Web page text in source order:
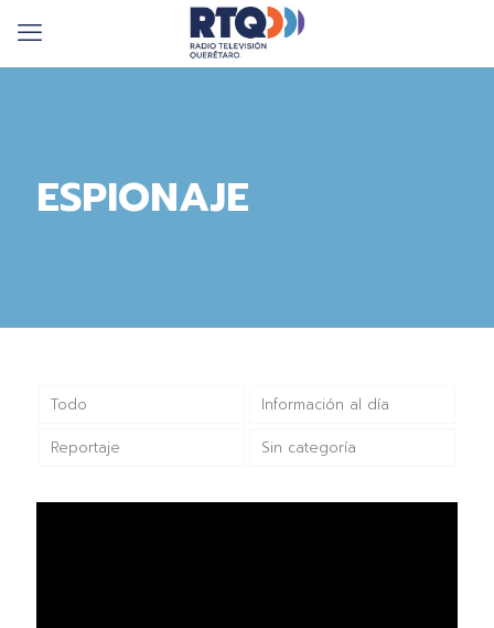
ESPIONAJE
Todo Información al día
Reportaje Sin categoría